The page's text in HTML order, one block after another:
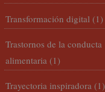
Transformación digital (1)
Trastornos de la conducta
alimentaria (1)
Trayectoria inspiradora (1)